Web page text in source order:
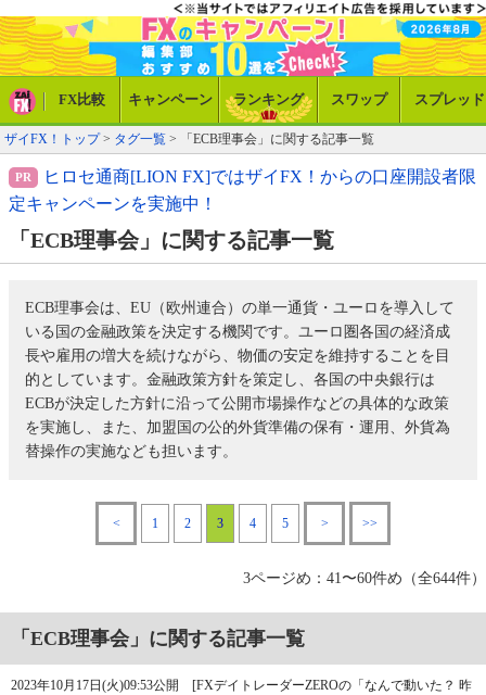
FX比較 キャンペーン ランキング スワップ スプレッド
ザイFX！トップ> タグ一覧 > 「ECB理事会」に関する記事一覧
ヒロセ通商[LION FX]ではザイFX！からの口座開設者限
定キャンペーンを実施中！
「ECB理事会」に関する記事一覧
ECB理事会は、EU（欧州連合）の単一通貨・ユーロを導入して
いる国の金融政策を決定する機関です。ユーロ圏各国の経済成
長や雇用の増大を続けながら、物価の安定を維持することを目
的としています。金融政策方針を策定し、各国の中央銀行は
ECBが決定した方針に沿って公開市場操作などの具体的な政策
を実施し、また、加盟国の公的外貨準備の保有・運用、外貨為
替操作の実施なども担います。
< 1 2 3 4 5 > >>
3ページめ：41〜60件め（全644件）
「ECB理事会」に関する記事一覧
2023年10月17日(火)09:53公開 [FXデイトレーダーZEROの「なんで動いた？ 昨